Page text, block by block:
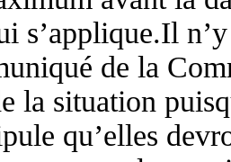
s’applique.Il
de la
la situation
qu’elles